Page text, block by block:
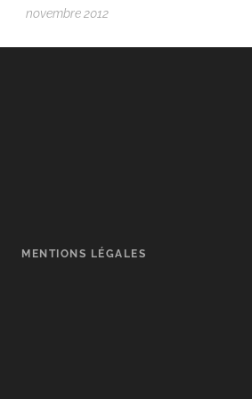
novembre 2012
MENTIONS LÉGALES